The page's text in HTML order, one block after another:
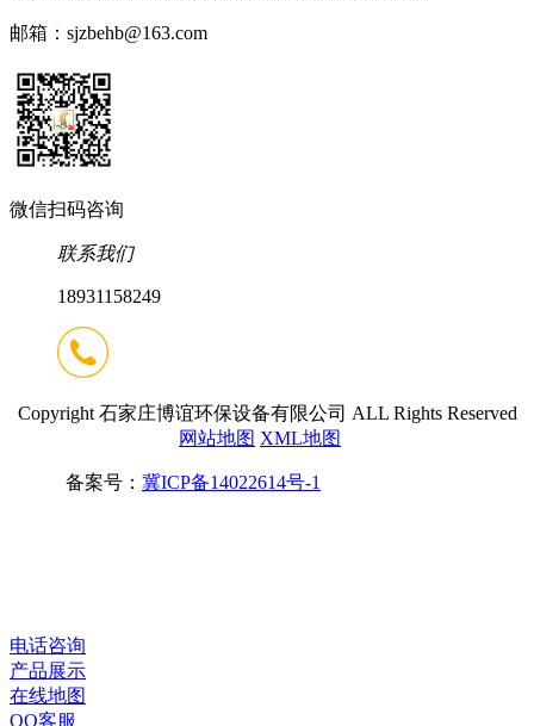
邮箱：sjzbehb@163.com
微信扫码咨询
联系我们
18931158249
Copyright 石家庄博谊环保设备有限公司 ALL Rights Reserved
网站地图 XML地图
备案号： 冀ICP备14022614号-1
电话咨询
产品展示
在线地图
QQ客服